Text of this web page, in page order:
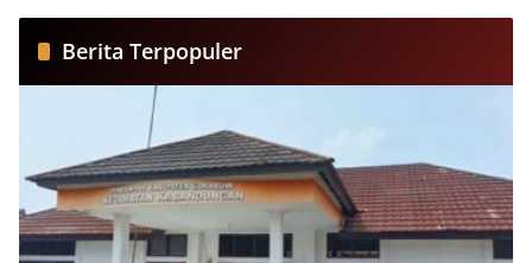
Berita Terpopuler